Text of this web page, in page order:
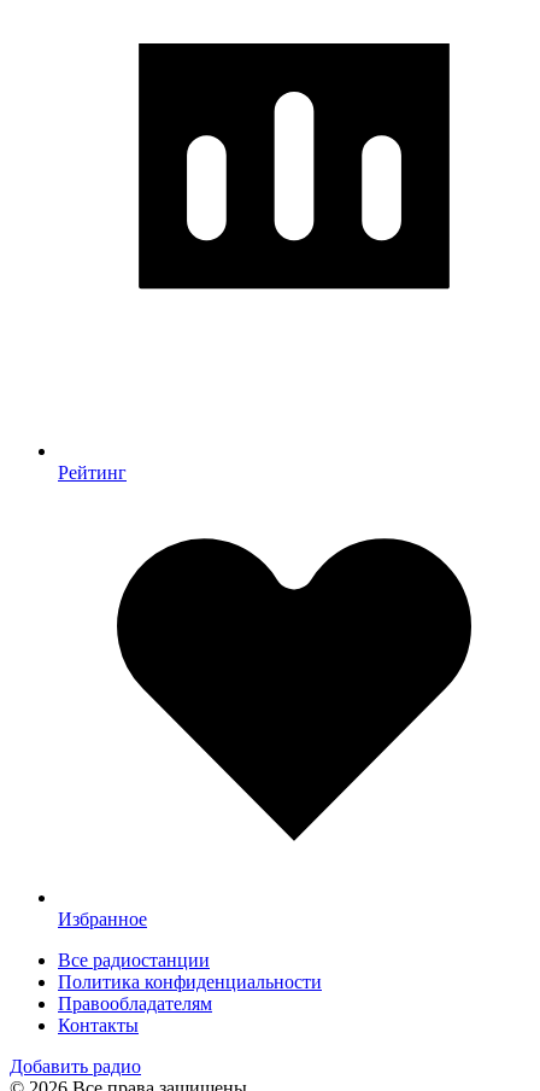
Рейтинг
Избранное
Все радиостанции
Политика конфиденциальности
Правообладателям
Контакты
Добавить радио